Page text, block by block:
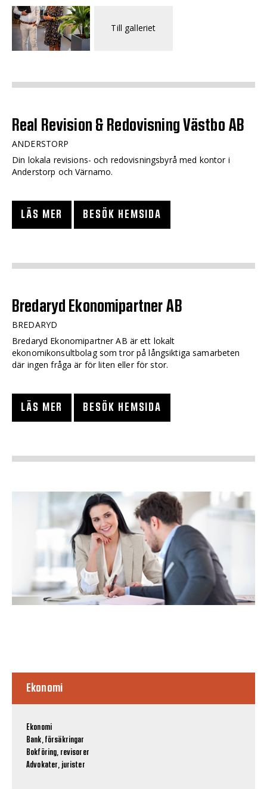
Till galleriet
Real Revision & Redovisning Västbo AB
ANDERSTORP
Din lokala revisions- och redovisningsbyrå med kontor i
Anderstorp och Värnamo.
LÄS MER BESÖK HEMSIDA
Bredaryd Ekonomipartner AB
BREDARYD
Bredaryd Ekonomipartner AB är ett lokalt
ekonomikonsultbolag som tror på långsiktiga samarbeten
där ingen fråga är för liten eller för stor.
LÄS MER BESÖK HEMSIDA
Ekonomi
Ekonomi
Bank, försäkringar
Bokföring, revisorer
Advokater, jurister